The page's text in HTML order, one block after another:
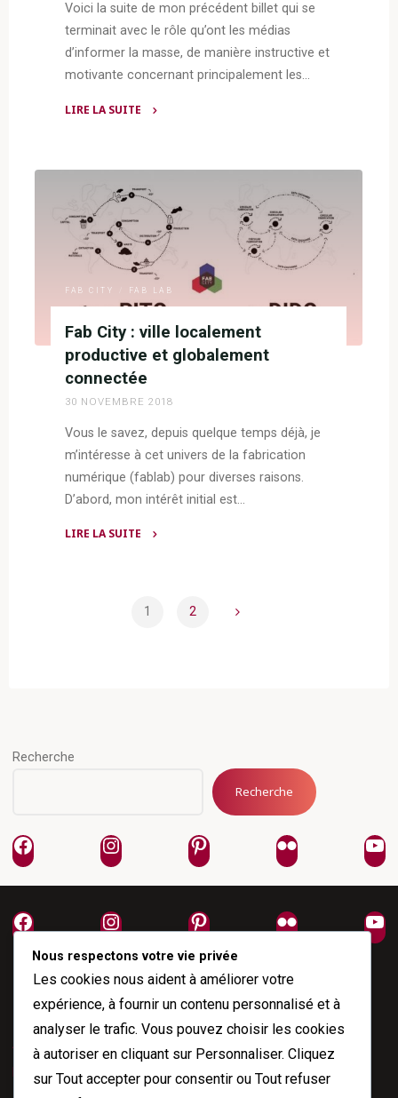
Voici la suite de mon précédent billet qui se
terminait avec le rôle qu’ont les médias
d’informer la masse, de manière instructive et
motivante concernant principalement les…
LIRE LA SUITE
où
les
solutions?"
FAB CITY FAB LAB
Fab City : ville localement
productive et globalement
connectée
30 NOVEMBRE 2018
Vous le savez, depuis quelque temps déjà, je
m’intéresse à cet univers de la fabrication
numérique (fablab) pour diverses raisons.
D’abord, mon intérêt initial est…
LIRE LA SUITE
1 2
Recherche
Recherche
FacebookInstagramPinterest Flickr
FacebookInstagramPinterest Flickr
À propos
Me joindre
Nous respectons votre vie privée
Les cookies nous aident à améliorer votre
expérience, à fournir un contenu personnalisé et à
analyser le trafic. Vous pouvez choisir les cookies
à autoriser en cliquant sur Personnaliser. Cliquez
sur Tout accepter pour consentir ou Tout refuser